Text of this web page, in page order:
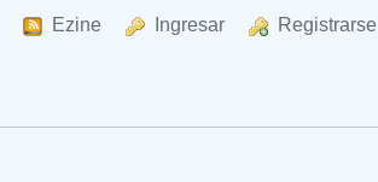
Ezine Ingresar Registrarse